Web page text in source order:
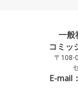
一般
コミッ
〒108-
E-mail：